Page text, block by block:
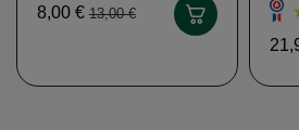
8,00 €13,00 €